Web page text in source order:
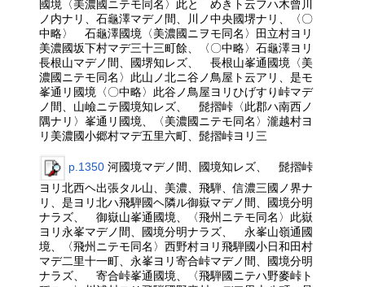
國境〈美濃國ニテモ同名〉此とゞめきト云フハ木曾川
ノ内ナリ、石龜澤マデノ間、川ノ中央國堺ナリ、〈〇
中略〉 石龜澤國境〈美濃國ニヲモ同名〉田立村ヨリ
美濃國坂下村マデ三十三町餘、〈〇中略〉石龜澤ヨリ
長根山マデノ間、國堺知レズ、 長根山峯通國境〈美
濃國ニテモ同名〉此山ノ北ニ谷ノ鳥屋ト云アリ、是モ
峯通リ國境〈〇中略〉此谷ノ鳥屋ヨリひげすり峠マデ
ノ間、山嶮ニテ國境知レズ、 髭摺峠〈此郡ハ南西ノ
隅ナリ〉峯通リ國境、〈美濃國ニテモ同名〉瀧越村ヨ
リ美濃國小郷村マデ五里六町、髭摺峠ヨリ三
p.1350 河國境マデノ間、國境知レズ、 髭摺峠
ヨリ北西ヘ出張タル山、美濃、飛騨、信濃三國ノ界ナ
リ、是ヨリ北ハ飛騨國ヘ隣ル御嶽マデノ間、國境分明
ナラズ、 御嶽山峯通國境、〈飛州ニテモ同名〉此嶽
ヨリ永峯マデノ間、國境分明ナラズ、 永峯山嶺通國
境、〈飛州ニテモ同名〉西野村ヨリ飛騨國小日和田村
マデ二里十一町、永峯ヨリ寄合峠マデノ間、國境分明
ナラズ、 寄合峠峯通國境、〈飛騨國ニテハ野麥峠ト